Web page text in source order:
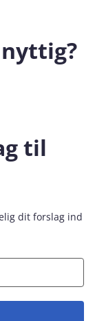
til
dit forslag ind